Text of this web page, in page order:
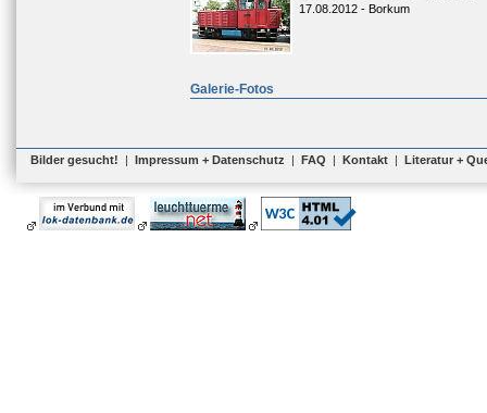
17.08.2012 - Borkum
Galerie-Fotos
Bilder gesucht! | Impressum + Datenschutz | FAQ | Kontakt | Literatur +